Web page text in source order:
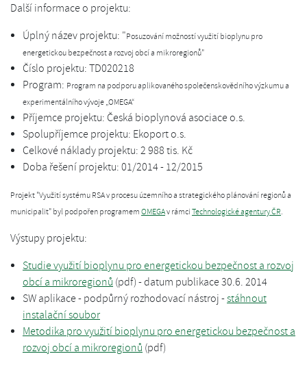
Další informace o projektu:
Úplný název projektu: "Posuzování možností využití bioplynu pro
energetickou bezpečnost a rozvoj obcí a mikroregionů"
Číslo projektu: TD020218
Program: Program na podporu aplikovaného společenskovědního výzkumu a
experimentálního vývoje „OMEGA“
Příjemce projektu: Česká bioplynová asociace o.s.
Spolupříjemce projektu: Ekoport o.s.
Celkové náklady projektu: 2 988 tis. Kč
Doba řešení projektu: 01/2014 - 12/2015
Projekt "Využití systému RSA v procesu územního a strategického plánování regionů a
municipalit" byl podpořen programem OMEGAv rámci Technologické agentury ČR.
Výstupy projektu:
Studie využití bioplynu pro energetickou bezpečnost a rozvoj
obcí a mikroregionů (pdf) - datum publikace 30.6. 2014
SW aplikace - podpůrný rozhodovací nástroj -stáhnout
instalační soubor
Metodika pro využití bioplynu pro energetickou bezpečnost a
rozvoj obcí a mikroregionů (pdf)